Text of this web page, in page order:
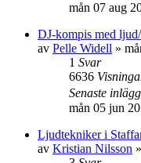
mån 07 aug
DJ-kompis med
av Pelle Widell »
1 Svar
6636
Senaste
mån 05 jun
Ljudtekniker i
av Kristian Nilsson »